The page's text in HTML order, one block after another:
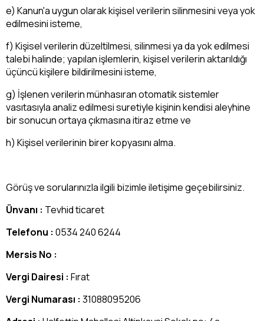
e) Kanun'a uygun olarak kişisel verilerin silinmesini veya yok
edilmesini isteme,
f) Kişisel verilerin düzeltilmesi, silinmesi ya da yok edilmesi
talebi halinde; yapılan işlemlerin, kişisel verilerin aktarıldığı
üçüncü kişilere bildirilmesini isteme,
g) İşlenen verilerin münhasıran otomatik sistemler
vasıtasıyla analiz edilmesi suretiyle kişinin kendisi aleyhine
bir sonucun ortaya çıkmasına itiraz etme ve
h) Kişisel verilerinin birer kopyasını alma.
Görüş ve sorularınızla ilgili bizimle iletişime geçebilirsiniz.
Ünvanı : Tevhid ticaret
Telefonu : 0534 240 6244
Mersis No :
Vergi Dairesi : Fırat
Vergi Numarası : 31088095206